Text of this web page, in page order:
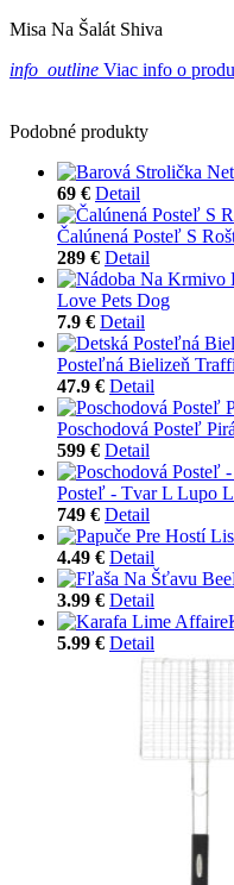
Misa Na Šalát Shiva
info_outline Viac info o
Podobné produkty
69 € Detail
Čalúnená Posteľ S
289 € Detail
Love Pets Dog
7.9 € Detail
Posteľná Bielizeň
47.9 € Detail
Poschodová Posteľ
599 € Detail
Posteľ - Tvar L Lupo
749 € Detail
4.49 € Detail
3.99 € Detail
5.99 € Detail